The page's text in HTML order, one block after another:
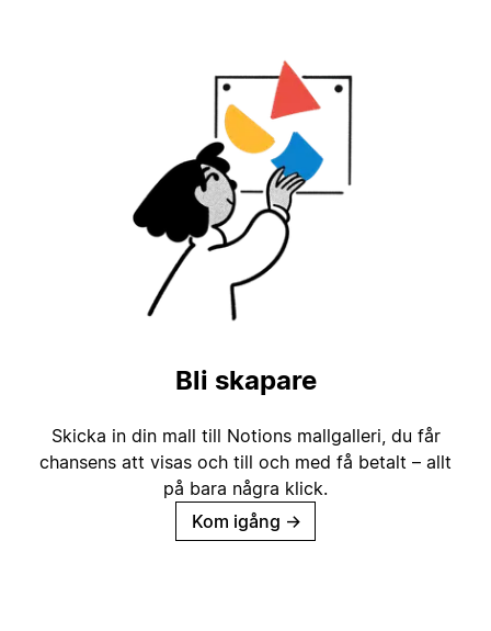
Bli skapare
Skicka in din mall till Notions mallgalleri, du får
chansens att visas och till och med få betalt – allt
på bara några klick.
Kom igång →